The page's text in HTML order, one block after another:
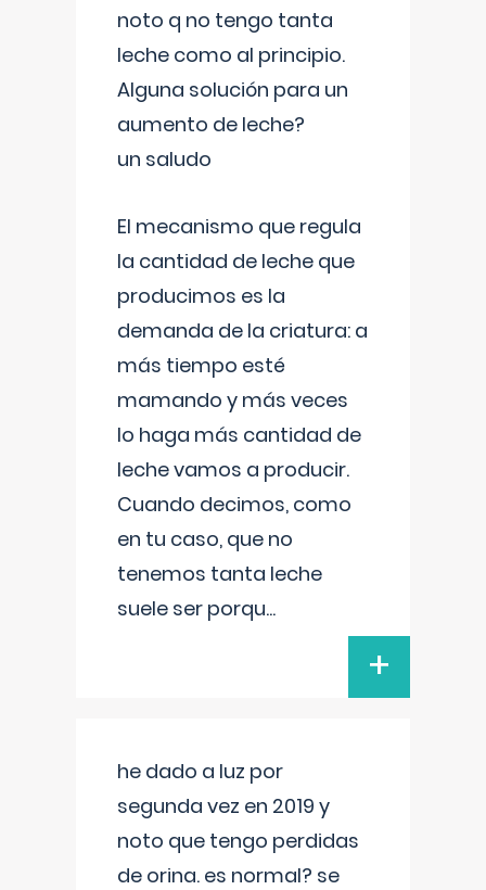
noto q no tengo tanta
leche como al principio.
Alguna solución para un
aumento de leche?
un saludo
El mecanismo que regula
la cantidad de leche que
producimos es la
demanda de la criatura: a
más tiempo esté
mamando y más veces
lo haga más cantidad de
leche vamos a producir.
Cuando decimos, como
en tu caso, que no
tenemos tanta leche
suele ser porqu...
+
he dado a luz por
segunda vez en 2019 y
noto que tengo perdidas
de orina. es normal? se